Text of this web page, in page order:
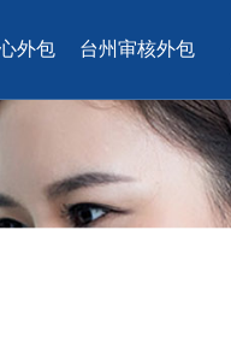
外包 台州审核外包